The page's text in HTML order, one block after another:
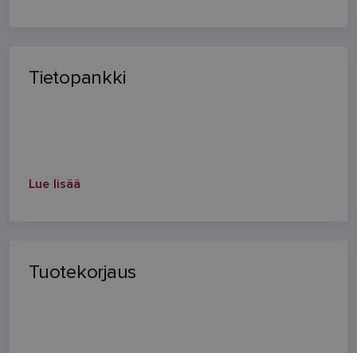
Tietopankki
Lue lisää
Tuotekorjaus